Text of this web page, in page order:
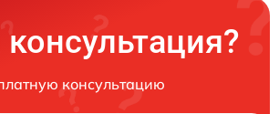
консультацию